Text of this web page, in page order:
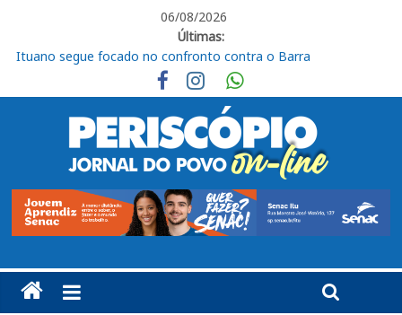
06/08/2026
Últimas:
Ituano segue focado no confronto contra o Barra
Em Piracicaba, base do Ituano tem uma vitória e um empate
Campeonato Amador Série Ouro tem sequência em Itu
Jogador do Ituano denuncia injúria racial em partida do Paulista
Jovem morre após acidente na SP-075, em Itu